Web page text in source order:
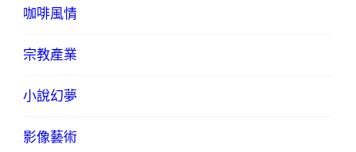
咖啡風情
宗教產業
小說幻夢
影像藝術